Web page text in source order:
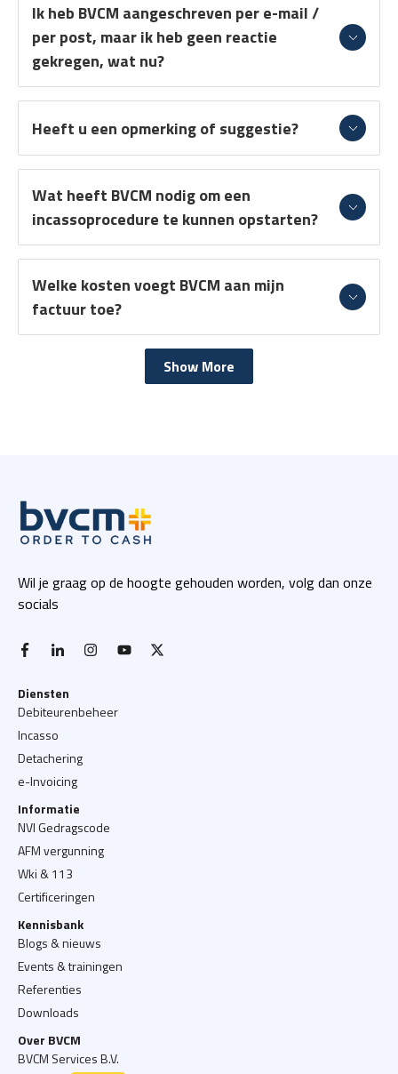
Ik heb BVCM aangeschreven per e-mail /
per post, maar ik heb geen reactie
gekregen, wat nu?
Heeft u een opmerking of suggestie?
Wat heeft BVCM nodig om een
incassoprocedure te kunnen opstarten?
Welke kosten voegt BVCM aan mijn
factuur toe?
Show More
Wil je graag op de hoogte gehouden worden, volg dan onze
socials
facebook-flinkedin-ininstagramyoutube
Diensten
Debiteurenbeheer
Incasso
Detachering
e-Invoicing
Informatie
NVI Gedragscode
AFM vergunning
Wki & 113
Certificeringen
Kennisbank
Blogs & nieuws
Events & trainingen
Referenties
Downloads
Over BVCM
BVCM Services B.V.